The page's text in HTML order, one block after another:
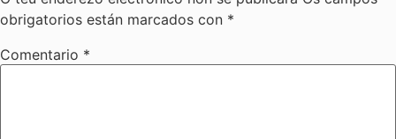
obrigatorios están marcados con *
Comentario *